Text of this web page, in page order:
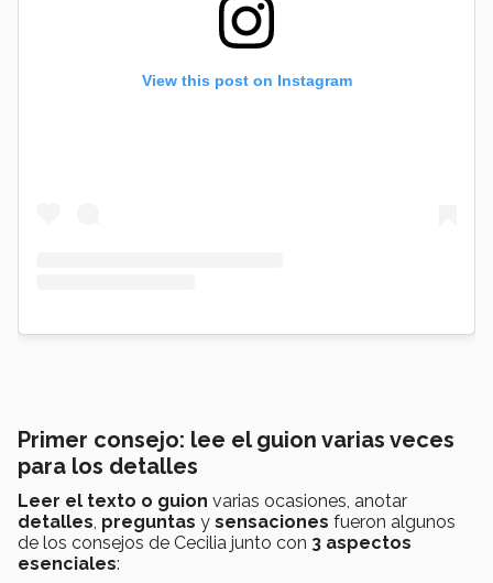
View this post on Instagram
Primer consejo: lee el guion varias veces
para los detalles
Leer el texto o guion varias ocasiones, anotar
detalles, preguntas y sensaciones fueron algunos
de los consejos de Cecilia junto con 3 aspectos
esenciales: